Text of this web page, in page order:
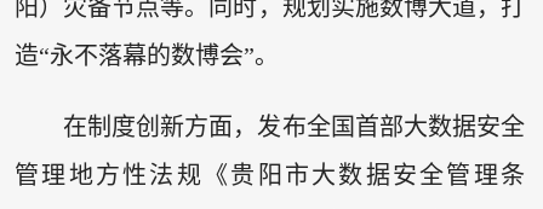
阳）灾备节点等。同时，规划实施数博大道，打
造“永不落幕的数博会”。
在制度创新方面，发布全国首部大数据安全
管理地方性法规《贵阳市大数据安全管理条